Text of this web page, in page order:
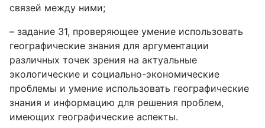
связей между ними;
– задание 31, проверяющее умение использовать
географические знания для аргументации
различных точек зрения на актуальные
экологические и социально-экономические
проблемы и умение использовать географические
знания и информацию для решения проблем,
имеющих географические аспекты.